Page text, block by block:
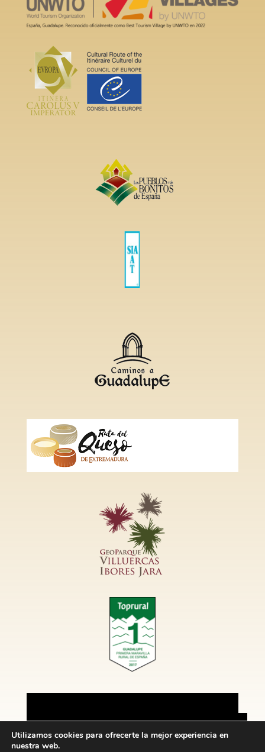
Utilizamos cookies para ofrecerte la mejor experiencia en
nuestra web.